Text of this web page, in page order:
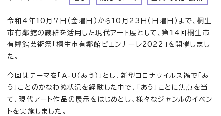
令和4年10月7日（金曜日）から10月23日（日曜日）まで、桐生
市有鄰館の蔵群を活用した現代アート展として、第14回桐生市
有鄰館芸術祭「桐生市有鄰館ビエンナーレ2022」を開催しまし
た。
今回はテーマを「A-U（あう）」とし、新型コロナウイルス禍で「あ
う」ことのかなわぬ状況を経験した中で、「あう」ことに焦点を当
て、現代アート作品の展示をはじめとし、様々なジャンルのイベン
トを実施しました。